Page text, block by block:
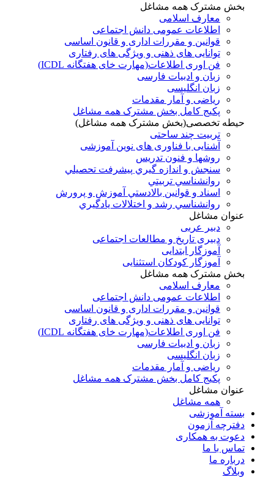
بخش مشترک همه مشاغل
معارف اسلامی
اطلاعات عمومی دانش اجتماعی
قوانین و مقررات اداری و قانون اساسی
توانایی های ذهنی و ویژگی های رفتاری
فن اوری اطلاعات(مهارت خای هفتگانه ICDL)
زبان و ادبیات فارسی
زبان انگلیسی
ریاضی و آمار مقدمات
پکیج کامل بخش مشترک همه مشاغل
حیطه تخصصی(بخش مشترک همه مشاغل)
تربیت چند ساحتی
آشنایی با فناوری های نوین آموزشی
روشها و فنون تدريس
سنجش و اندازه گيري پيشرفت تحصيلي
روانشناسي تربيتي
اسناد و قوانين بالادستي آموزش و پرورش
روانشناسي رشد و اختلالات يادگيري
عنوان مشاغل
دبير عربی
دبیری تاریخ و مطالعات اجتماعی
آموزگار ابتدایی
آموزگار کودکان استثنایی
بخش مشترک همه مشاغل
معارف اسلامی
اطلاعات عمومی دانش اجتماعی
قوانین و مقررات اداری و قانون اساسی
توانایی های ذهنی و ویژگی های رفتاری
فن اوری اطلاعات(مهارت خای هفتگانه ICDL)
زبان و ادبیات فارسی
زبان انگلیسی
ریاضی و آمار مقدمات
پکیج کامل بخش مشترک همه مشاغل
عنوان مشاغل
همه مشاغل
بسته آموزشی
دفترچه آزمون
دعوت به همکاری
تماس با ما
درباره ما
وبلاگ